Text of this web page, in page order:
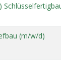
(m/w/d)